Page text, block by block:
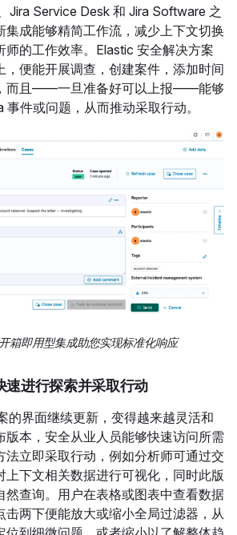
Jira Service Desk 和 Jira Software 之
集成能够精简工作流，减少上下文切换
师的工作效率。Elastic 安全解决方案
，便能开展调查，创建案件，添加时间
而且——一旦准备好可以上报——能够
件或问题，从而推动采取行动。
箱即用型集成助您实现标准化响应
速进行探索并采取行动
的界面继续更新，变得越来越灵活和
版本，安全从业人员能够快速访问所需
法立即采取行动，例如分析师可通过交
上下文相关数据进行可视化，同时此版
然查询。用户在表格或图表中查看数据
击两下便能放大或缩小全局过滤器，从